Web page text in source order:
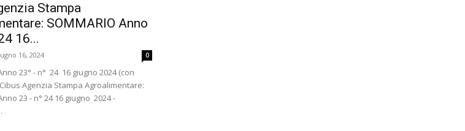
Stampa
SOMMARIO Anno
16...
16, 2024 0
23° - n° 24 16 giugno 2024 (con
Agenzia Stampa Agroalimentare:
23 - n° 24 16 giugno 2024 -